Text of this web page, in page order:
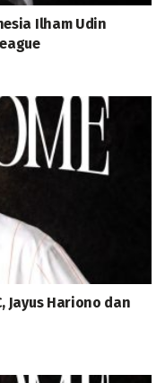
Ilham Udin
Jayus Hariono dan